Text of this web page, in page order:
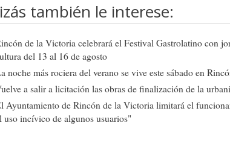
también le interese:
de la Victoria celebrará el Festival Gastrolatino con
del 13 al 16 de agosto
noche más rociera del verano se vive este sábado en
a salir a licitación las obras de finalización de la
Ayuntamiento de Rincón de la Victoria limitará el
uso incívico de algunos usuarios"